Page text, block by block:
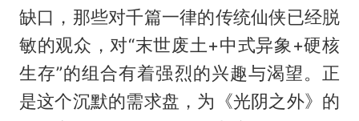
缺口，那些对千篇一律的传统仙侠已经脱
敏的观众，对“末世废土+中式异象+硬核
生存”的组合有着强烈的兴趣与渴望。正
是这个沉默的需求盘，为《光阴之外》的